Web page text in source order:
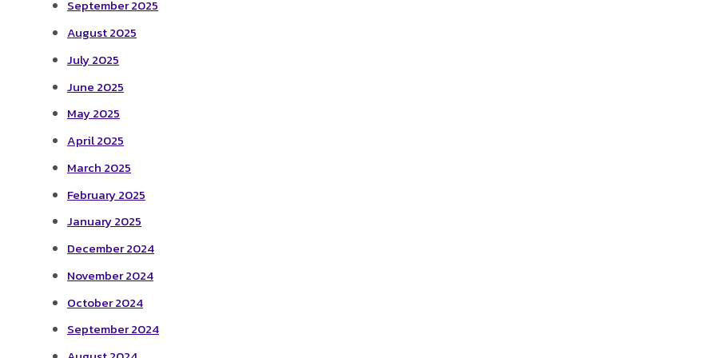
September 2025
August 2025
July 2025
June 2025
May 2025
April 2025
March 2025
February 2025
January 2025
December 2024
November 2024
October 2024
September 2024